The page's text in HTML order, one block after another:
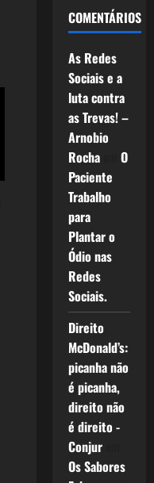
COMENTÁRIOS
As Redes
Sociais e a
luta contra
as Trevas! –
Arnobio
Rochaem O
Paciente
Trabalho
para
Plantar o
Ódio nas
Redes
Sociais.
Direito
McDonald’s:
picanha não
é picanha,
direito não
é direito -
Conjurem
Os Sabores